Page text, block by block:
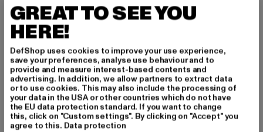
URBAN CLASSICS
Ladies Essentials
URBAN CLASSICS
Stripes Mesh Shorts
20,99 EUR
Derzeitiger Preis: 20,99 EUR
29,99 EURAktionspreis:
GREAT TO SEE YOU
HERE!
DefShop uses cookies to improve your use experience,
save your preferences, analyse use behaviour and to
provide and measure interest-based contents and
advertising. In addition, we allow partners to extract data
or to use cookies. This may also include the processing of
your data in the USA or other countries which do not have
the EU data protection standard. If you want to change
this, click on "Custom settings". By clicking on "Accept" you
agree to this. Data protection